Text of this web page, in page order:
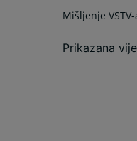
Mišljenje
Prikazana